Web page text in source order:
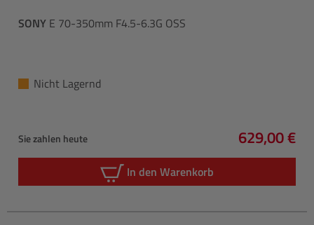
SONY E 70-350mm F4.5-6.3G OSS
Nicht Lagernd
Sie zahlen heute
Regulärer
629,00 €
In den Warenkorb